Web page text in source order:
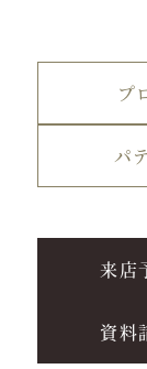
プ
パ
来店
資料